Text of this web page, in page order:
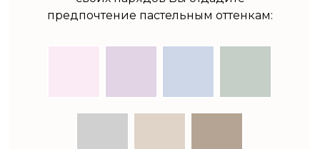
предпочтение пастельным оттенкам: